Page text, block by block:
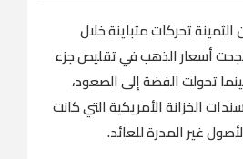
تحركات متباينة خلال
نجحت أسعار الذهب في تقليص جزء
تحولت الفضة إلى الصعود،
الخزانة الأمريكية التي كانت
غير المدرة للعائد.